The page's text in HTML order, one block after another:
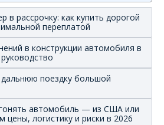
в рассрочку: как купить дорогой
переплатой
в конструкции автомобиля в
дальнюю поездку большой
автомобиль — из США или
цены, логистику и риски в 2026